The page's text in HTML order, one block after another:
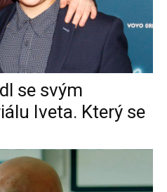
se svým
Iveta. Který se